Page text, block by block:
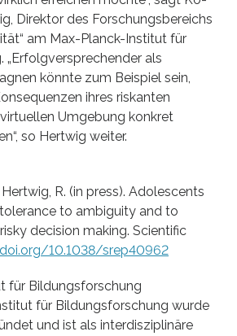
Direktor des Forschungsbereichs
am Max-Planck-Institut für
„Erfolgversprechender als
könnte zum Beispiel sein,
ihres riskanten
Umgebung konkret
so Hertwig weiter.
R. (in press). Adolescents
to ambiguity and to
decision making. Scientific
10.1038/srep40962
für Bildungsforschung
für Bildungsforschung wurde
und ist als interdisziplinäre